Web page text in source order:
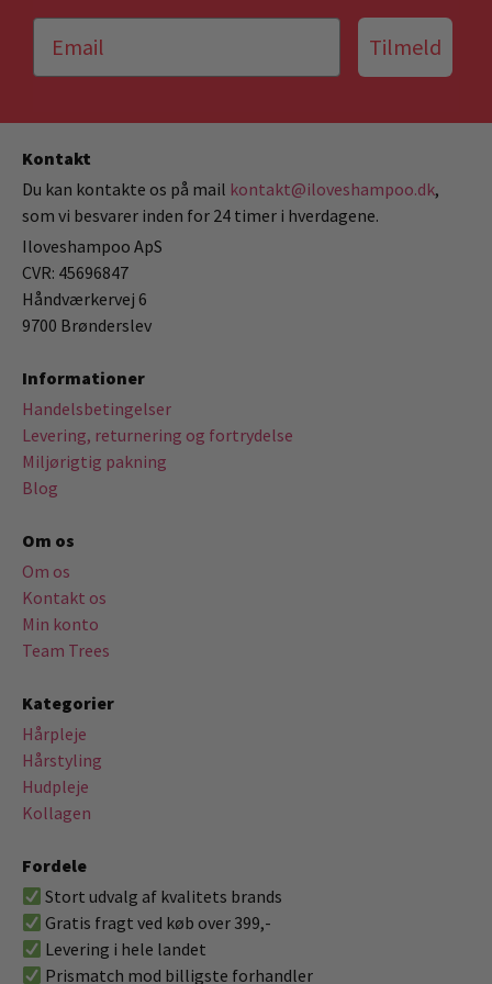
Tilmeld
Kontakt
Du kan kontakte os på mail kontakt@iloveshampoo.dk,
som vi besvarer inden for 24 timer i hverdagene.
Iloveshampoo ApS
CVR: 45696847
Håndværkervej 6
9700 Brønderslev
Informationer
Handelsbetingelser
Levering, returnering og fortrydelse
Miljørigtig pakning
Blog
Om os
Om os
Kontakt os
Min konto
Team Trees
Kategorier
Hårpleje
Hårstyling
Hudpleje
Kollagen
Fordele
Stort udvalg af kvalitets brands
Gratis fragt ved køb over 399,-
Levering i hele landet
Prismatch mod billigste forhandler